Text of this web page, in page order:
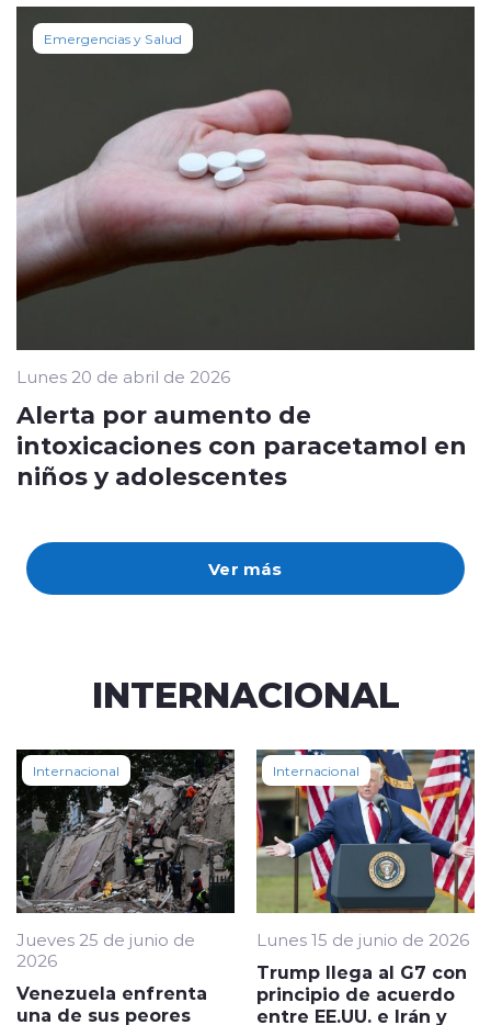
Ver más
Emergencias y Salud
Lunes 20 de abril de 2026
Alerta por aumento de
intoxicaciones con paracetamol en
niños y adolescentes
INTERNACIONAL
Internacional
Jueves 25 de junio de
2026
Venezuela enfrenta
una de sus peores
Internacional
Lunes 15 de junio de 2026
Trump llega al G7 con
principio de acuerdo
entre EE.UU. e Irán y